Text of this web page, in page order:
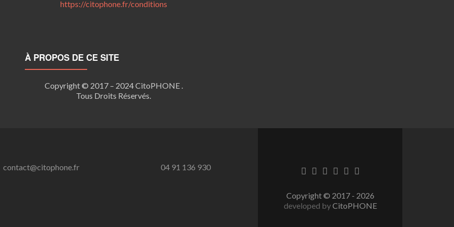
https://citophone.fr/conditions
À PROPOS DE CE SITE
Copyright © 2017 – 2024 CitoPHONE .
Tous Droits Réservés.
contact@citophone.fr 04 91 136 930
LienLienLienLienLienLien
Copyright © 2017 - 2026
developed byCitoPHONE